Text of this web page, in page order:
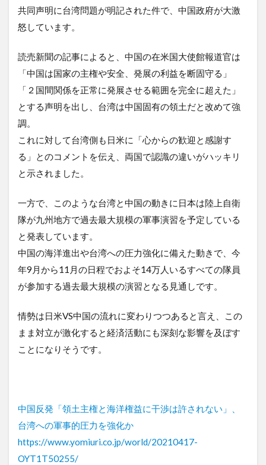
共同声明に台湾問題が明記された件で、中国政府が大激
怒しています。
読売新聞の記事によると、中国の在米国大使館報道官は
「中国は国家の主権や安全、発展の利益を断固守る」
「２国間関係を正常に発展させる範囲を完全に超えた」
とする声明を出し、台湾は中国固有の領土だと改めて強
調。
これに対して台湾側も日米に「心からの歓迎と感謝す
る」とのコメントを伝え、両国で認識の違いがハッキリ
と示されました。
一方で、このような台湾と中国の動きに日本は陸上自衛
隊が九州地方で過去最大規模の軍事演習を予定している
と発表しています。
中国の海洋進出や台湾への圧力強化に備えた動きで、今
年9月から11月の日程でおよそ14万人いるすべての隊員
が参加する過去最大規模の演習となる見通しです。
情勢は日米VS中国の流れに変わりつつあると言え、この
まま対立が激化すると経済活動にも深刻な影響を及ぼす
ことになりそうです。
中国反発「領土主権と海洋権益に干渉は許されない」、
台湾への軍事的圧力を強化か
https://www.yomiuri.co.jp/world/20210417-
OYT1T50255/